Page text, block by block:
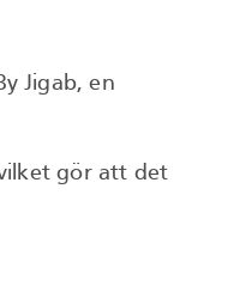
Jigab, en
gör att det